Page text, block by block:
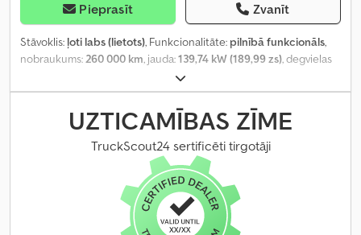
Pieprasīt Zvanīt
Stāvoklis: ļoti labs (lietots), Funkcionalitāte: pilnībā funkcionāls,
nobraukums:260 000 km, jauda:139,74 kW (189,99 zs), degvielas
, tukšais svars:
5 480 kg, kopējais svars:14 000 kg, asu konfigurācija:4x2, krāsa:
, vadītāja kabīne: dienas kabīne
, pārnesuma veids:
automātisks, emisijas klase:Euro 6, piekares sistēma: tērauds-
, krautuves garums:6 740 mm, iekraušanas vietas platums:
, iekraušanas telpas augstums:
Tahogrāfs,
UZTICAMĪBAS ZĪME
TruckScout24 sertificēti tirgotāji